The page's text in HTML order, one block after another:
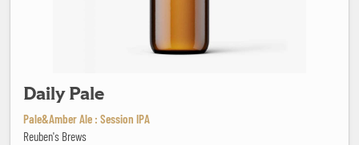
Daily Pale
Pale&Amber Ale : Session IPA
Reuben's Brews